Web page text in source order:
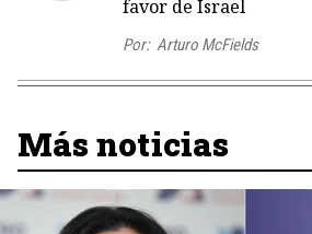
favor de Israel
Por: Arturo McFields
Más noticias